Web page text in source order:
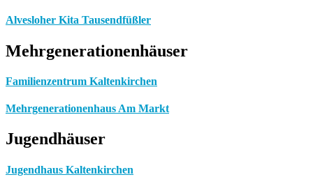
Alvesloher Kita Tausendfüßler
Mehrgenerationenhäuser
Familienzentrum Kaltenkirchen
Mehrgenerationenhaus Am Markt
Jugendhäuser
Jugendhaus Kaltenkirchen